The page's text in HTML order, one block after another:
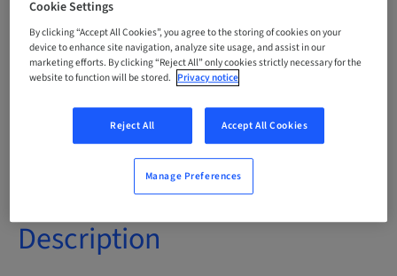
Speaker(s)
Dr.
Francisco Carroquino
Description
Cookie Settings
By clicking “Accept All Cookies”, you agree to the storing of cookies on your
device to enhance site navigation, analyze site usage, and assist in our
marketing efforts. By clicking “Reject All” only cookies strictly necessary for the
website to function will be stored. Privacy notice
Reject All Accept All Cookies
Manage Preferences